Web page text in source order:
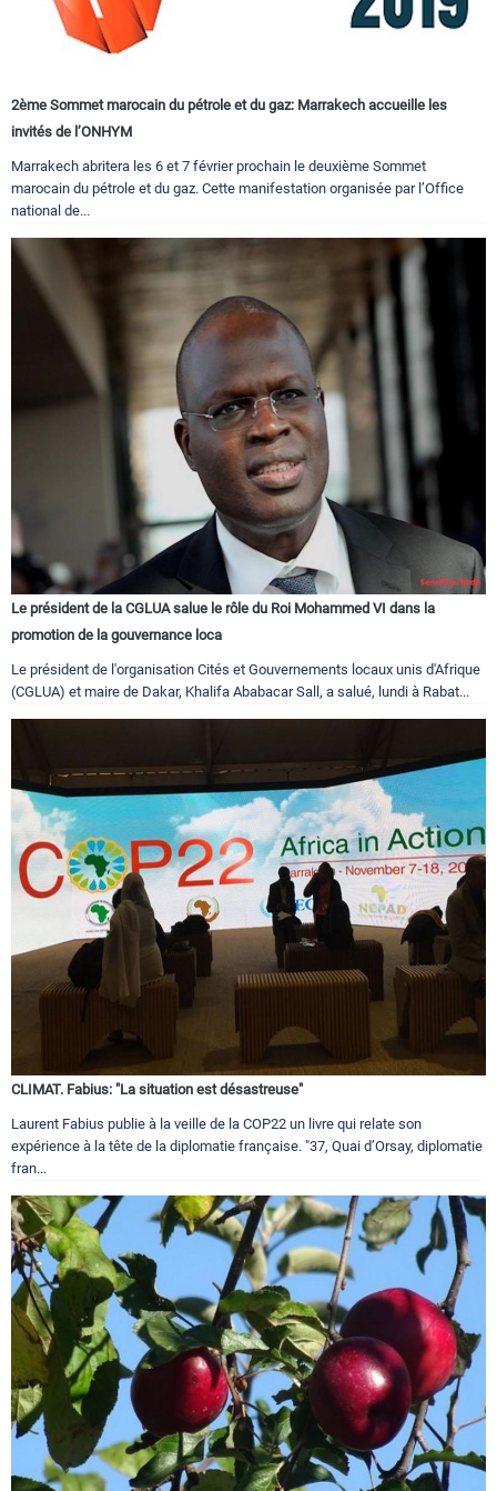
2ème Sommet marocain du pétrole et du gaz: Marrakech accueille les
invités de l’ONHYM
Marrakech abritera les 6 et 7 février prochain le deuxième Sommet
marocain du pétrole et du gaz. Cette manifestation organisée par l’Office
national de...
Le président de la CGLUA salue le rôle du Roi Mohammed VI dans la
promotion de la gouvernance loca
Le président de l'organisation Cités et Gouvernements locaux unis d'Afrique
(CGLUA) et maire de Dakar, Khalifa Ababacar Sall, a salué, lundi à Rabat...
CLIMAT. Fabius: "La situation est désastreuse"
Laurent Fabius publie à la veille de la COP22 un livre qui relate son
expérience à la tête de la diplomatie française. "37, Quai d’Orsay, diplomatie
fran...